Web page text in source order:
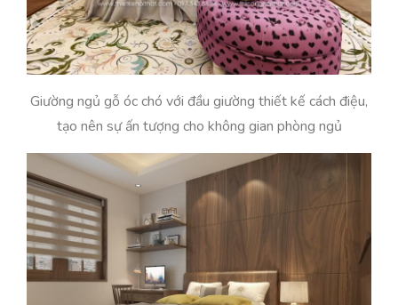
Giường ngủ gỗ óc chó với đầu giường thiết kế cách điệu,
tạo nên sự ấn tượng cho không gian phòng ngủ